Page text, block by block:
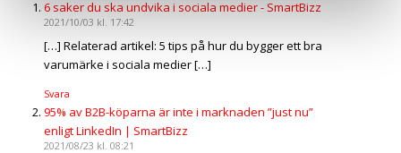
6 saker du ska undvika i sociala medier - SmartBizz
2021/10/03 kl. 17:42
[…] Relaterad artikel: 5 tips på hur du bygger ett bra
varumärke i sociala medier […]
Svara
95% av B2B-köparna är inte i marknaden ”just nu”
enligt LinkedIn | SmartBizz
2021/08/23 kl. 08:21